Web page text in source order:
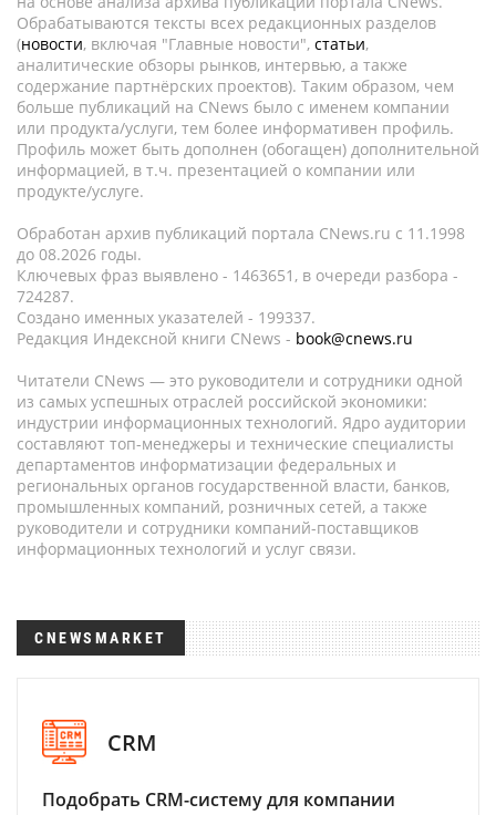
Обрабатываются тексты всех редакционных разделов
(новости, включая "Главные новости", статьи,
аналитические обзоры рынков, интервью, а также
содержание партнёрских проектов). Таким образом, чем
больше публикаций на CNews было с именем компании
или продукта/услуги, тем более информативен профиль.
Профиль может быть дополнен (обогащен) дополнительной
информацией, в т.ч. презентацией о компании или
продукте/услуге.
Обработан архив публикаций портала CNews.ru c 11.1998
до 08.2026 годы.
Ключевых фраз выявлено - 1463651, в очереди разбора -
724287.
Создано именных указателей - 199337.
Редакция Индексной книги CNews - book@cnews.ru
Читатели CNews — это руководители и сотрудники одной
из самых успешных отраслей российской экономики:
индустрии информационных технологий. Ядро аудитории
составляют топ-менеджеры и технические специалисты
департаментов информатизации федеральных и
региональных органов государственной власти, банков,
промышленных компаний, розничных сетей, а также
руководители и сотрудники компаний-поставщиков
информационных технологий и услуг связи.
CNEWSMARKET
CRM
Подобрать CRM-систему для компании